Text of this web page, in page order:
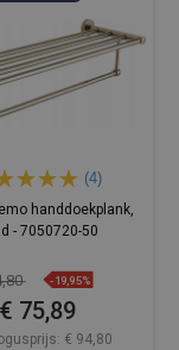
(4)
handdoekplank,
- 7050720-50
-19,95%
€ 75,89
€ 94,80